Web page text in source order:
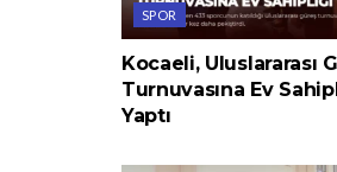
SPOR
Kocaeli, Uluslararası
Turnuvasına Ev
Yaptı